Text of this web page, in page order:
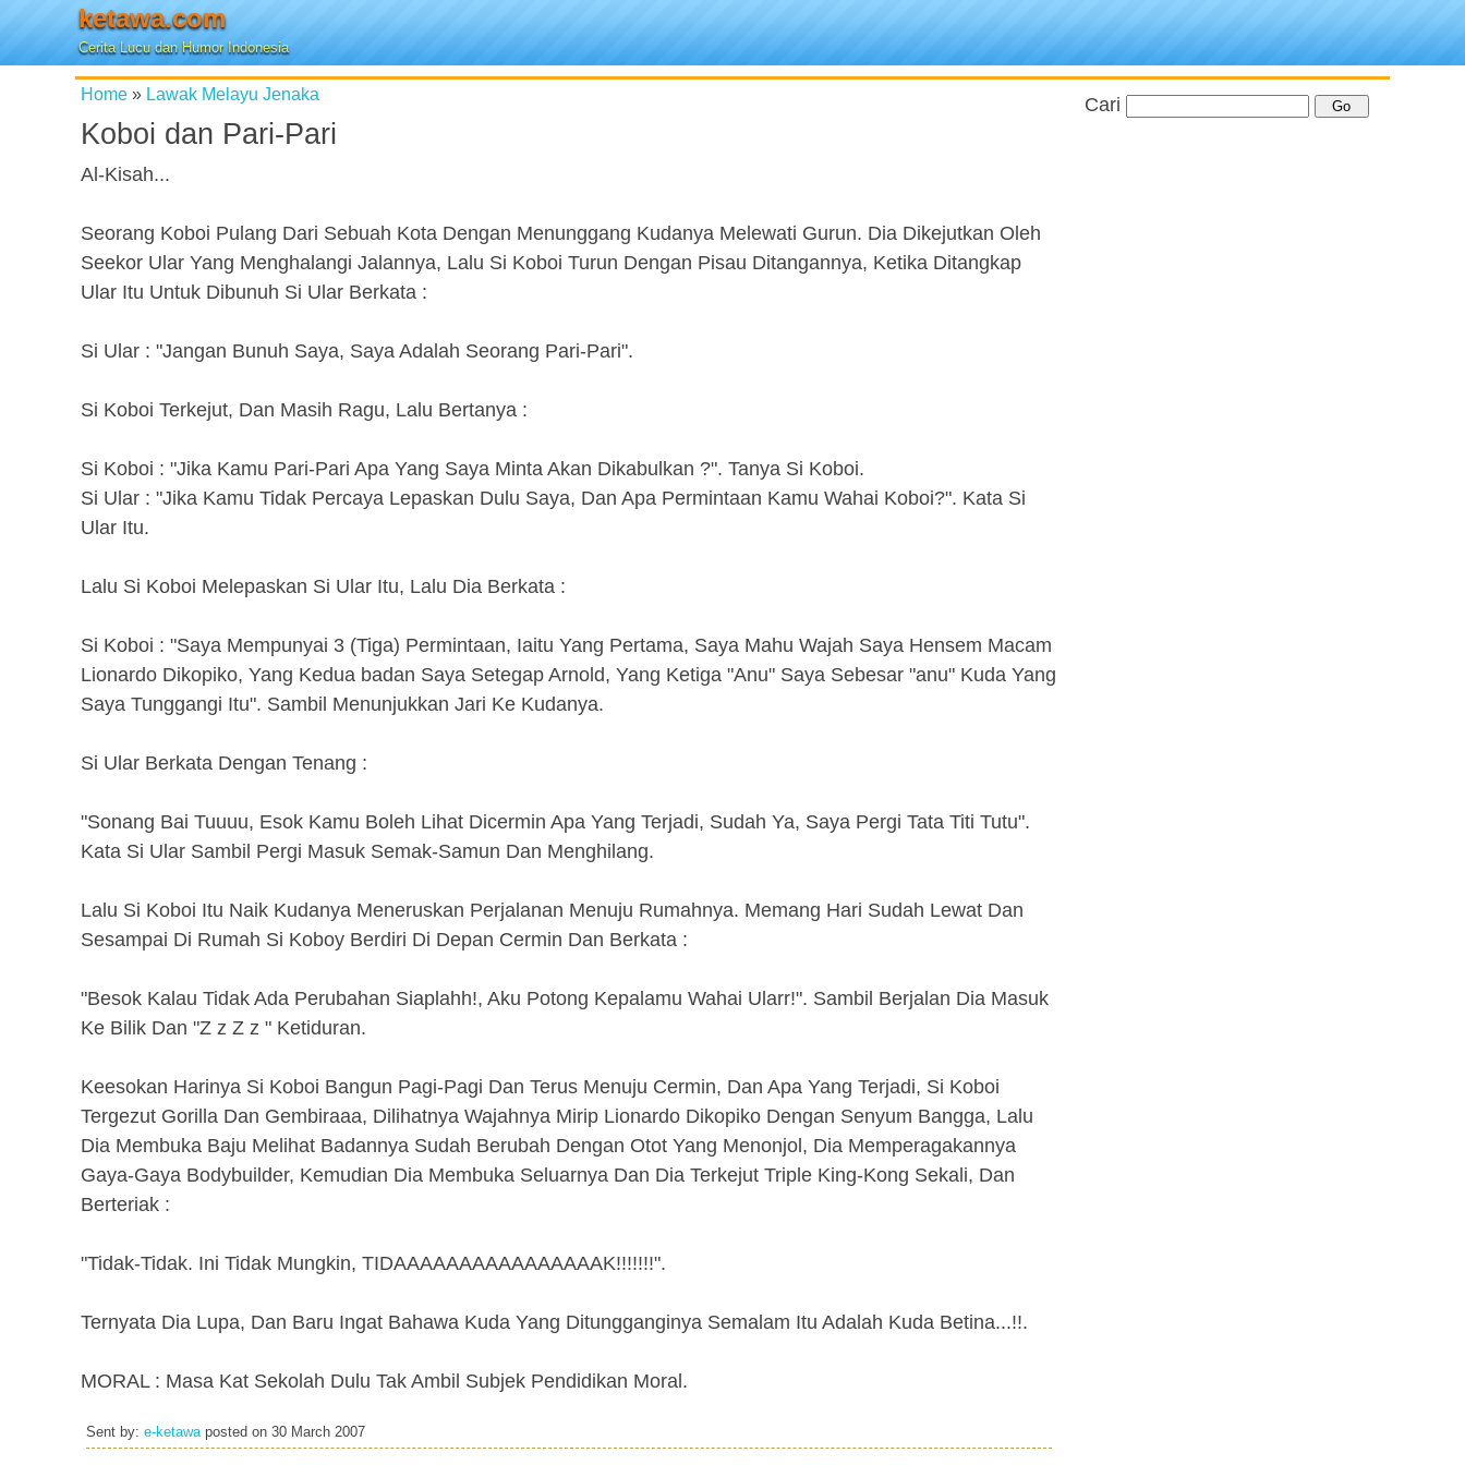
ketawa.com
Cerita Lucu dan Humor Indonesia
Home » Lawak Melayu Jenaka
Koboi dan Pari-Pari
Al-Kisah...
Seorang Koboi Pulang Dari Sebuah Kota Dengan Menunggang Kudanya Melewati Gurun. Dia Dikejutkan Oleh
Seekor Ular Yang Menghalangi Jalannya, Lalu Si Koboi Turun Dengan Pisau Ditangannya, Ketika Ditangkap
Ular Itu Untuk Dibunuh Si Ular Berkata :
Si Ular : "Jangan Bunuh Saya, Saya Adalah Seorang Pari-Pari".
Si Koboi Terkejut, Dan Masih Ragu, Lalu Bertanya :
Si Koboi : "Jika Kamu Pari-Pari Apa Yang Saya Minta Akan Dikabulkan ?". Tanya Si Koboi.
Si Ular : "Jika Kamu Tidak Percaya Lepaskan Dulu Saya, Dan Apa Permintaan Kamu Wahai Koboi?". Kata Si
Ular Itu.
Lalu Si Koboi Melepaskan Si Ular Itu, Lalu Dia Berkata :
Si Koboi : "Saya Mempunyai 3 (Tiga) Permintaan, Iaitu Yang Pertama, Saya Mahu Wajah Saya Hensem Macam
Lionardo Dikopiko, Yang Kedua badan Saya Setegap Arnold, Yang Ketiga "Anu" Saya Sebesar "anu" Kuda Yang
Saya Tunggangi Itu". Sambil Menunjukkan Jari Ke Kudanya.
Si Ular Berkata Dengan Tenang :
"Sonang Bai Tuuuu, Esok Kamu Boleh Lihat Dicermin Apa Yang Terjadi, Sudah Ya, Saya Pergi Tata Titi Tutu".
Kata Si Ular Sambil Pergi Masuk Semak-Samun Dan Menghilang.
Lalu Si Koboi Itu Naik Kudanya Meneruskan Perjalanan Menuju Rumahnya. Memang Hari Sudah Lewat Dan
Sesampai Di Rumah Si Koboy Berdiri Di Depan Cermin Dan Berkata :
"Besok Kalau Tidak Ada Perubahan Siaplahh!, Aku Potong Kepalamu Wahai Ularr!". Sambil Berjalan Dia Masuk
Ke Bilik Dan "Z z Z z " Ketiduran.
Keesokan Harinya Si Koboi Bangun Pagi-Pagi Dan Terus Menuju Cermin, Dan Apa Yang Terjadi, Si Koboi
Tergezut Gorilla Dan Gembiraaa, Dilihatnya Wajahnya Mirip Lionardo Dikopiko Dengan Senyum Bangga, Lalu
Dia Membuka Baju Melihat Badannya Sudah Berubah Dengan Otot Yang Menonjol, Dia Memperagakannya
Gaya-Gaya Bodybuilder, Kemudian Dia Membuka Seluarnya Dan Dia Terkejut Triple King-Kong Sekali, Dan
Berteriak :
"Tidak-Tidak. Ini Tidak Mungkin, TIDAAAAAAAAAAAAAAAAK!!!!!!!".
Ternyata Dia Lupa, Dan Baru Ingat Bahawa Kuda Yang Ditungganginya Semalam Itu Adalah Kuda Betina...!!.
MORAL : Masa Kat Sekolah Dulu Tak Ambil Subjek Pendidikan Moral.
Sent by: e-ketawaposted on 30 March 2007
Cari